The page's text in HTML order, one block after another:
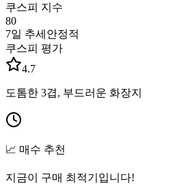
쿠스피 지수
80
7일 추세 안정적
쿠스피 평가
4.7
도톰한 3겹, 부드러운 화장지
📈 매수 추천
지금이 구매 최적기입니다!